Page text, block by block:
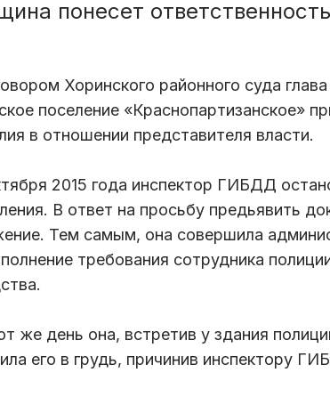
понесет
Хоринского районного суда
поселение «Краснопартизанское»
в отношении представителя власти.
2015 года инспектор ГИБДД
В ответ на просьбу предьявить
Тем самым, она совершила
требования сотрудника
же день она, встретив у здания
его в грудь, причинив инспектору